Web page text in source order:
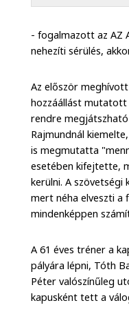
- fogalmazott az AZ
nehezíti sérülés,
Az először
hozzáállást mutatott
rendre
Rajmundnál
is megmutatta
esetében kifejtette,
kerülni. A
mert néha elveszti a
mindenképpen
A 61 éves tréner a
pályára lépni, Tóth
Péter valószínűleg
kapusként tett a